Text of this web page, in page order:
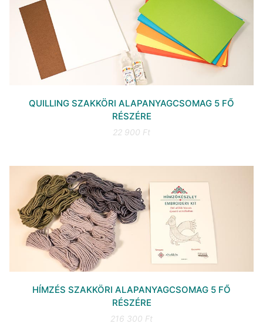
QUILLING SZAKKÖRI ALAPANYAGCSOMAG 5 FŐ
RÉSZÉRE
22 900 Ft
HÍMZÉS SZAKKÖRI ALAPANYAGCSOMAG 5 FŐ
RÉSZÉRE
216 300 Ft